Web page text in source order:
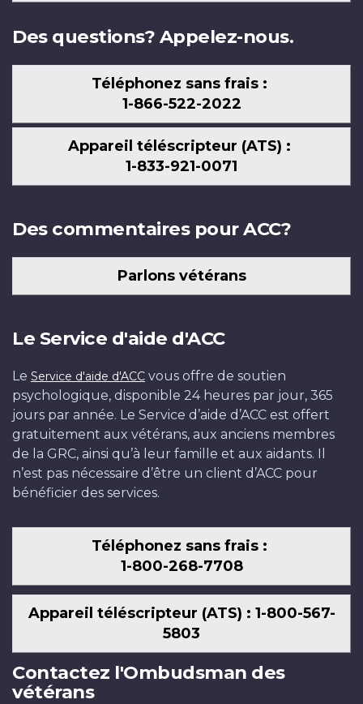
Des questions? Appelez-nous.
Téléphonez sans frais :
1-866-522-2022
Appareil téléscripteur (ATS) :
1-833-921-0071
Des commentaires pour ACC?
Parlons vétérans
Le Service d'aide d'ACC
Le Service d'aide d'ACC vous offre de soutien
psychologique, disponible 24 heures par jour, 365
jours par année. Le Service d’aide d’ACC est offert
gratuitement aux vétérans, aux anciens membres
de la GRC, ainsi qu’à leur famille et aux aidants. Il
n’est pas nécessaire d’être un client d’ACC pour
bénéficier des services.
Téléphonez sans frais :
1-800-268-7708
Appareil téléscripteur (ATS) : 1-800-567-
5803
Contactez l'Ombudsman des
vétérans